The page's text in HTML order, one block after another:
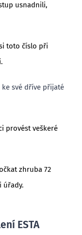
usnadnili,
toto číslo při
své dříve přijaté
provést veškeré
zhruba 72
úřady.
ESTA